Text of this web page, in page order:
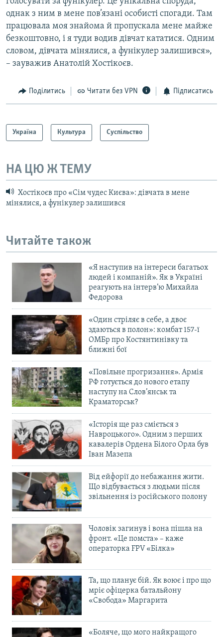
однак з ним в мене пов’язані особисті спогади. Там
працювала моя знайома й пропускала мене майже
безкоштовно, і я туди водив дівчат кататися. Одним
словом, дівчата мінялися, а фунікулер залишився»,
– зауважив Анатолій Хостікоєв.
Поділитись Читати без VPN Підписатись
Україна Культура Суспільство
НА ЦЮ Ж ТЕМУ
Хостікоєв про «Сім чудес Києва»: дівчата в мене
мінялися, а фунікулер залишився
Читайте також
«Я наступив на інтереси багатьох
людей і компаній». Як в Україні
реагують на інтерв’ю Михайла
Федорова
«Один стріляє в себе, а двоє
здаються в полон»: комбат 157-ї
ОМБр про Костянтинівку та
ближні бої
«Повільне прогризання». Армія
РФ готується до нового етапу
наступу на Слов’янськ та
Краматорськ?
«Історія ще раз сміється з
Навроцького». Одним з перших
кавалерів Ордена Білого Орла був
Іван Мазепа
Від ейфорії до небажання жити.
Що відбувається з людьми після
звільнення із російського полону
Чоловік загинув і вона пішла на
фронт. «Це помста» – каже
операторка FPV «Білка»
Та, що планує бій. Як воює і про що
мріє офіцерка батальйону
«Свобода» Маргарита
«Боляче, що мого найкращого